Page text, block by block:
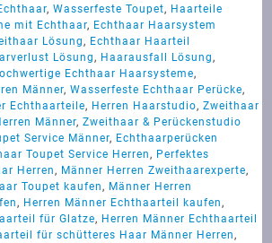
,Wasserfeste Toupet, Haarteile
mit Echthaar, Echthaar Haarsystem
Lösung, Echthaar Haarteil
Lösung, Haarausfall Lösung,
Echthaar Haarsysteme,
Männer,Wasserfeste Echthaar Perücke,
Echthaarteile, Herren Haarstudio,Zweithaar
Männer,Zweithaar & Perückenstudio
Service Männer, Echthaarperücken
Toupet Service Herren, Perfektes
Herren, Männer Herren Zweithaarexperte,
Toupet kaufen, Männer Herren
, Herren Männer Echthaarteil kaufen,
für Glatze, Herren Männer Echthaarteil
für schütteres Haar Männer Herren,